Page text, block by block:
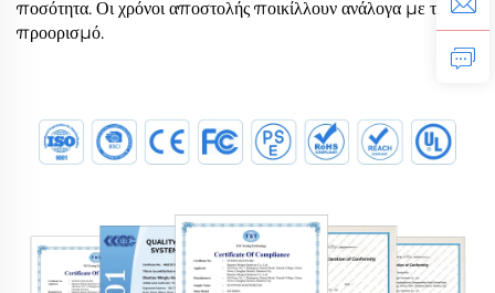
ποσότητα. Οι χρόνοι αποστολής ποικίλλουν ανάλογα με τον
προορισμό.